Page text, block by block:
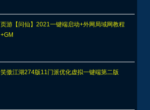
页游【问仙】2021一键端启动+外网局域网教程
+GM
笑傲江湖274版11门派优化虚拟一键端第二版